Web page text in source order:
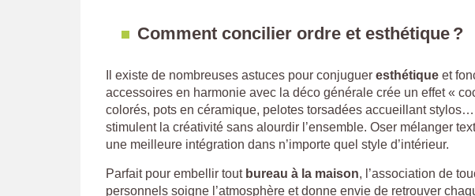
Comment concilier ordre et esthétique ?
Il existe de nombreuses astuces pour conjuguer esthétique et
accessoires en harmonie avec la déco générale crée un effet «
colorés, pots en céramique, pelotes torsadées accueillant
stimulent la créativité sans alourdir l’ensemble. Oser mélanger
une meilleure intégration dans n’importe quel style d’intérieur.
Parfait pour embellir tout bureau à la maison, l’association de
personnels soigne l’atmosphère et donne envie de retrouver